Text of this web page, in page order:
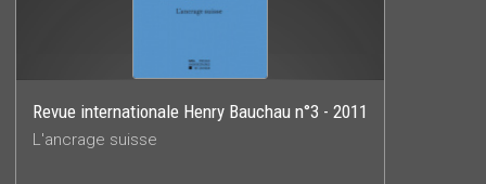
Revue internationale Henry Bauchau n°3 - 2011
L'ancrage suisse